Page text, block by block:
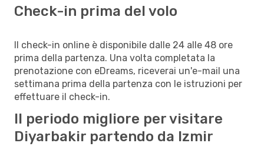
Check-in prima del volo
Il check-in online è disponibile dalle 24 alle 48 ore
prima della partenza. Una volta completata la
prenotazione con eDreams, riceverai un'e-mail una
settimana prima della partenza con le istruzioni per
effettuare il check-in.
Il periodo migliore per visitare
Diyarbakir partendo da Izmir